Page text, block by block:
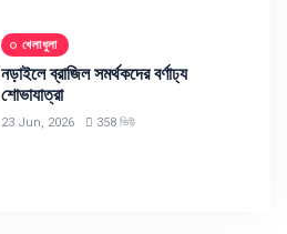
খেলাধুলা
নড়াইলে ব্রাজিল সমর্থকদের বর্ণাঢ্য
শোভাযাত্রা
23 Jun, 2026 358 ভিউ